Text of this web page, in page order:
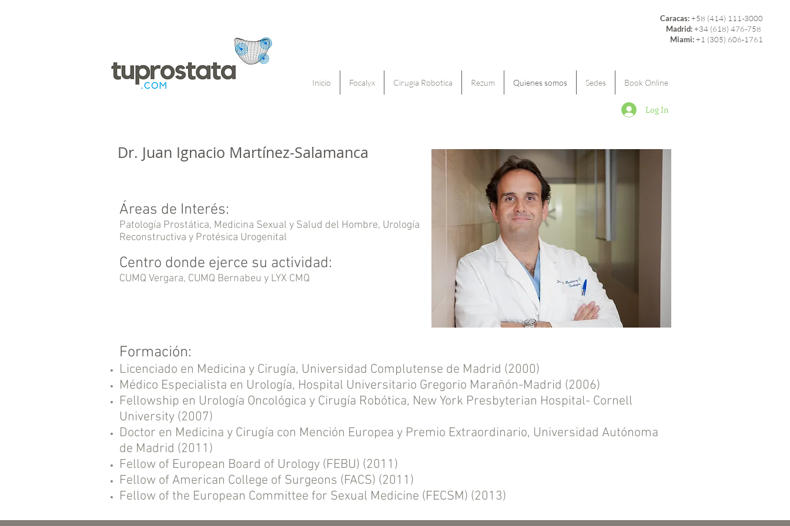
Caracas:+58 (414) 111-3000
Madrid:+34 (618) 476-758
Miami:+1 (305) 606-1761
Inicio Focalyx Cirugia Robotica Rezum Quienes somos Sedes Book Online
Log In
Dr. Juan Ignacio Martínez-Salamanca
Áreas de Interés:
Patología Prostática, Medicina Sexual y Salud del Hombre, Urología
Reconstructiva y Protésica Urogenital
Centro donde ejerce su actividad:
CUMQ Vergara, CUMQ Bernabeu y LYX CMQ
Formación:
Licenciado en Medicina y Cirugía, Universidad Complutense de Madrid (2000)
Médico Especialista en Urología, Hospital Universitario Gregorio Marañón-Madrid (2006)
Fellowship en Urología Oncológica y Cirugía Robótica, New York Presbyterian Hospital- Cornell
University (2007)
Doctor en Medicina y Cirugía con Mención Europea y Premio Extraordinario, Universidad Autónoma
de Madrid (2011)
Fellow of European Board of Urology (FEBU) (2011)
Fellow of American College of Surgeons (FACS) (2011)
Fellow of the European Committee for Sexual Medicine (FECSM) (2013)